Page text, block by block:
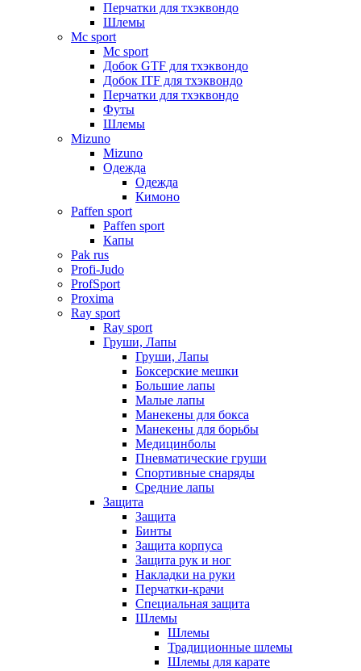
Перчатки для тхэквондо
Шлемы
Mс sport
Mс sport
Добок GTF для тхэквондо
Добок ITF для тхэквондо
Перчатки для тхэквондо
Футы
Шлемы
Mizuno
Mizuno
Одежда
Одежда
Кимоно
Paffen sport
Paffen sport
Капы
Pak rus
Profi-Judo
ProfSport
Proxima
Ray sport
Ray sport
Груши, Лапы
Груши, Лапы
Боксерские мешки
Большие лапы
Малые лапы
Манекены для бокса
Манекены для борьбы
Медицинболы
Пневматические груши
Спортивные снаряды
Средние лапы
Защита
Защита
Бинты
Защита корпуса
Защита рук и ног
Накладки на руки
Перчатки-крачи
Специальная защита
Шлемы
Шлемы
Традиционные шлемы
Шлемы для карате